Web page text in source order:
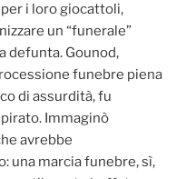
i loro giocattoli,
un “funerale”
defunta. Gounod,
funebre piena
di assurdità, fu
Immaginò
avrebbe
una marcia funebre, sì,